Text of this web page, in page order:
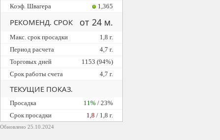
Обновлено 25.10.2024
Коэф. Швагера
1,365
РЕКОМЕНД. СРОК от 24 м.
Макс. срок просадки
1,8 г.
Период расчета
4,7 г.
Торговых дней
1153 (94%)
Срок работы счета
4,7 г.
ТЕКУЩИЕ ПОКАЗ.
Просадка 11% / 23%
Cрок просадки
1,8 / 1,8 г.